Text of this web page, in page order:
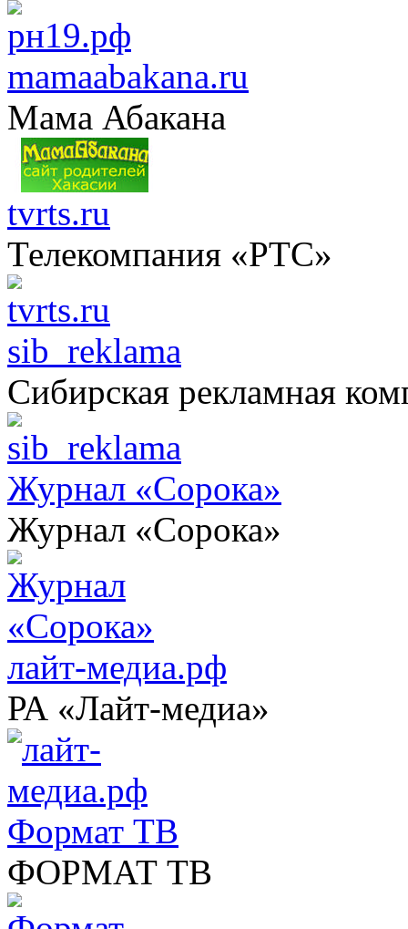
mamaabakana.ru
Мама Абакана
tvrts.ru
Телекомпания «РТС»
sib_reklama
Сибирская рекламная
Журнал «Сорока»
Журнал «Сорока»
лайт-медиа.рф
РА «Лайт-медиа»
Формат ТВ
ФОРМАТ ТВ